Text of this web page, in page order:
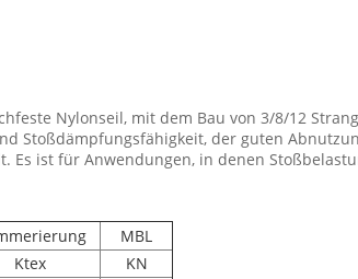
Nylonseil, mit dem Bau von 3/8/12
Stoßdämpfungsfähigkeit, der guten
Es ist für Anwendungen, in denen
MBL
Ktex
KN